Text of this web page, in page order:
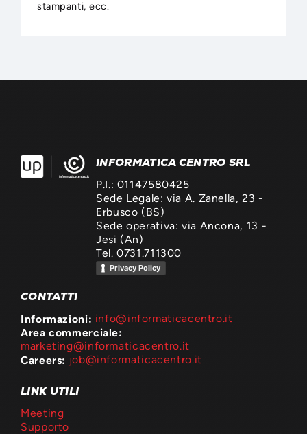
stampanti, ecc.
INFORMATICA CENTRO SRL
P.I.: 01147580425
Sede Legale: via A. Zanella, 23 -
Erbusco (BS)
Sede operativa: via Ancona, 13 -
Jesi (An)
Tel. 0731.711300
Privacy Policy
CONTATTI
Informazioni: info@informaticacentro.it
Area commerciale:
marketing@informaticacentro.it
Careers: job@informaticacentro.it
LINK UTILI
Meeting
Supporto